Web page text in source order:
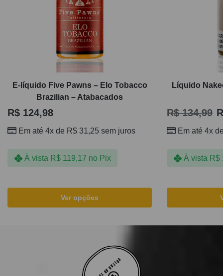
E-líquido Five Pawns – Elo Tobacco
Brazilian – Atabacados
R$ 124,98
Em até 4x de R$ 31,25 sem juros
À vista R$119,17 no Pix
Ver opções
Líquido
R$134,99
Em até 4x
À vista R$
VOLTAR AO TOPO